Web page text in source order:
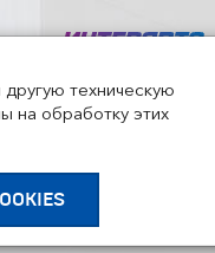
техническую
на обработку этих